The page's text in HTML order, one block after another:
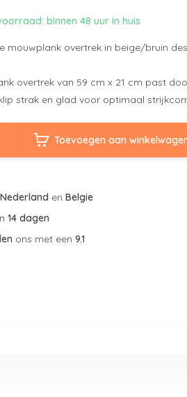
binnen 48 uur in huis
mouwplank overtrek in beige/bruin
overtrek van 59 cm x 21 cm past
strak en glad voor optimaal
Toevoegen aan
Nederland enBelgie
14 dagen
ons met een9.1